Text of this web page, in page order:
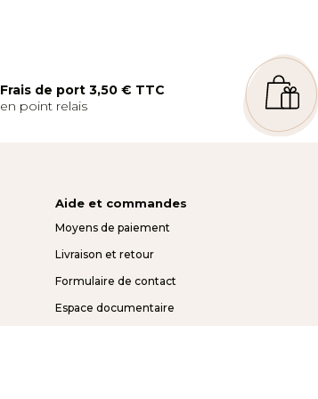
Frais de port 3,50 € TTC
en point relais
Aide et commandes
Moyens de paiement
Livraison et retour
Formulaire de contact
Espace documentaire